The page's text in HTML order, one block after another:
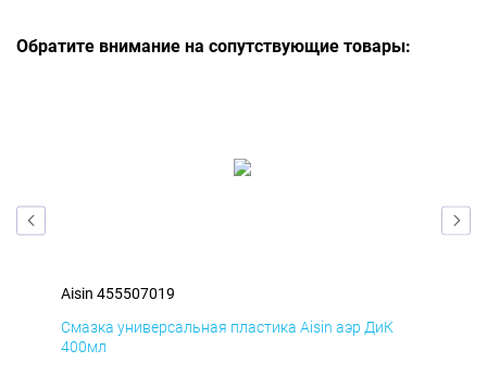
Обратите внимание на сопутствующие товары:
Aisin 455507019
Смазка универсальная пластика Aisin аэр ДиК
400мл